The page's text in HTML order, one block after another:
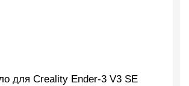
для Creality Ender-3 V3 SE